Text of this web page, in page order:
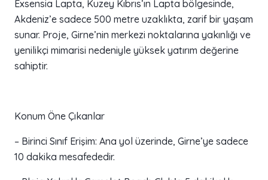
Exsensia Lapta, Kuzey Kıbrıs’ın Lapta bölgesinde,
Akdeniz’e sadece 500 metre uzaklıkta, zarif bir yaşam
sunar. Proje, Girne’nin merkezi noktalarına yakınlığı ve
yenilikçi mimarisi nedeniyle yüksek yatırım değerine
sahiptir.
Konum Öne Çıkanlar
– Birinci Sınıf Erişim: Ana yol üzerinde, Girne’ye sadece
10 dakika mesafededir.